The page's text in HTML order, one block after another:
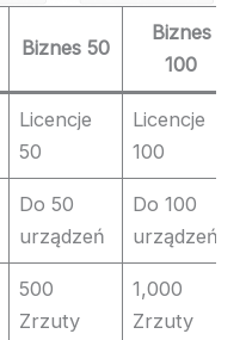
Biznes 50
Biznes
100
Licencje
50
Licencje
100
Do 50
urządzeń
Do 100
urządzeń
500
Zrzuty
1,000
Zrzuty